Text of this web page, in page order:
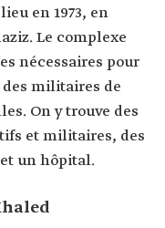
en 1973, en
Le complexe
nécessaires pour
militaires de
On y trouve des
et militaires, des
un hôpital.